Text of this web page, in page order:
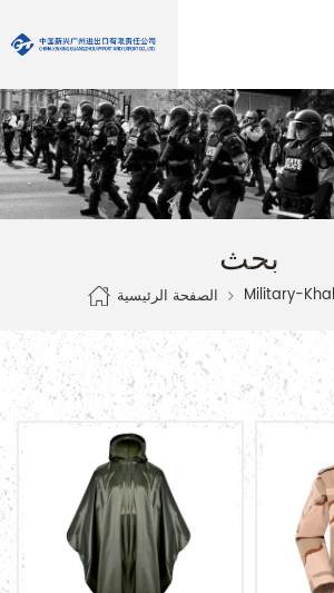
بحث
الصفحة الرئيسية Military-